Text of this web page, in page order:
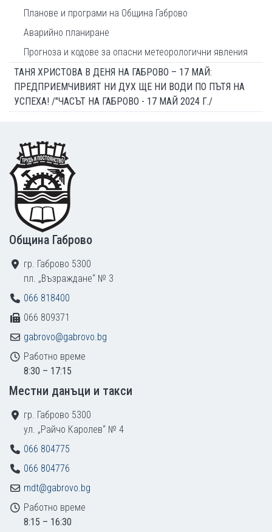
Планове и програми на Община Габрово
Аварийно планиране
Прогноза и кодове за опасни метеорологични явления
ТАНЯ ХРИСТОВА В ДЕНЯ НА ГАБРОВО – 17 МАЙ:
ПРЕДПРИЕМЧИВИЯТ НИ ДУХ ЩЕ НИ ВОДИ ПО ПЪТЯ НА
УСПЕХА! /"ЧАСЪТ НА ГАБРОВО - 17 МАЙ 2024 Г./
Footer
Община Габрово
гр. Габрово 5300
пл. „Възраждане“ № 3
066 818400
066 809371
gabrovo@gabrovo.bg
Работно време
8:30 – 17:15
Местни данъци и такси
гр. Габрово 5300
ул. „Райчо Каролев“ № 4
066 804775
066 804776
mdt@gabrovo.bg
Работно време
8:15 – 16:30